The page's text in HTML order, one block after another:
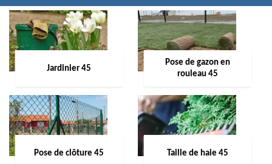
Jardinier 45
Pose de gazon en
rouleau 45
Pose de clôture 45 Taille de haie 45